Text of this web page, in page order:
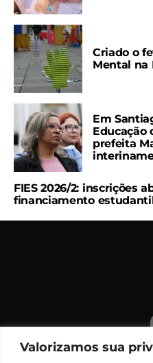
Valorizamos sua
Criado o
Mental na
Em
Educação
prefeita
FIES 2026/2: inscrições
financiamento